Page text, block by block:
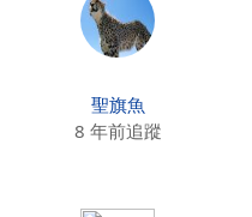
聖旗魚
8 年前追蹤